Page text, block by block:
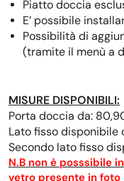
Piatto doccia
E’ possibile
Possibilità di
(tramite il menù a
MISURE DISPONIBILI:
Porta doccia da:
Lato fisso disponibile
Secondo lato fisso
N.B non è posssibile
vetro presente in foto